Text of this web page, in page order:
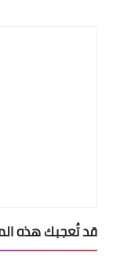
قد تُعجبك هذه